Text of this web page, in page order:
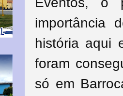
importância
história aqui
foram
só em